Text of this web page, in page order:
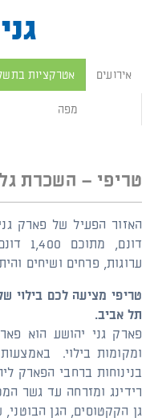
אירועים אטרקציות
מפה
טריפי – השכרת
ערוגות, פרחים ושיחים
טריפי מציעה לכם בילוי
תל אביב.
פארק גני יהושע הוא
ומקומות בילוי. באמצעות
בנינוחות ברחבי הפארק
רידינג ומזרחה עד גשר
גן הקקטוסים, הגן